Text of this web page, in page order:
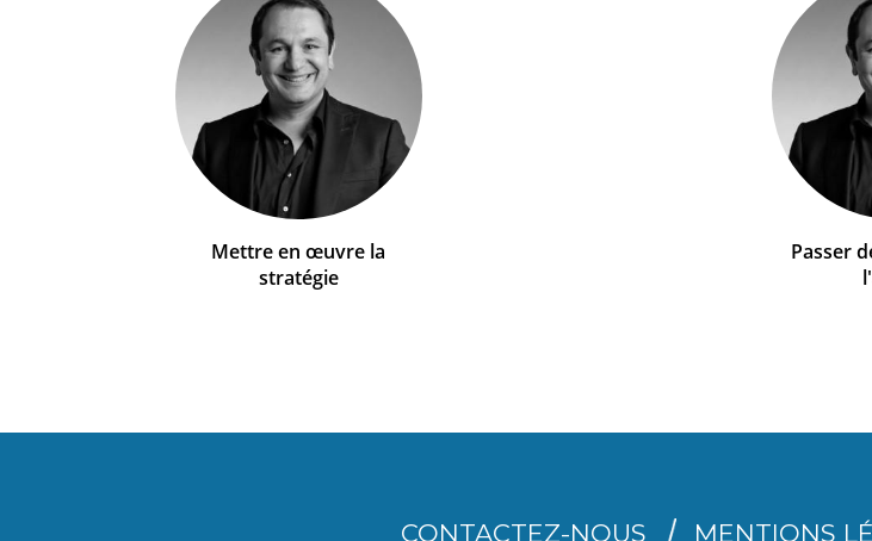
Mettre en œuvre la
stratégie
Passer
CONTACTEZ-NOUS MENTIONS